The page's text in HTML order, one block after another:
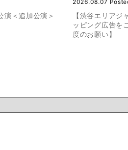
演＜追加公演＞
2026.08.07
【渋谷エリアジ
ッピング広告を
度のお願い】